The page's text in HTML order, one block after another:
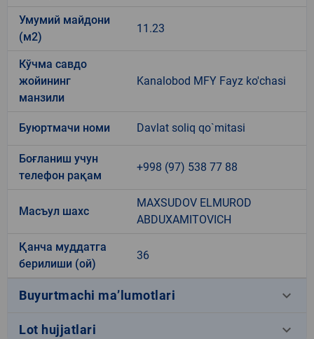
Умумий майдони
(м2)
11.23
Кўчма савдо
жойининг
манзили
Kanalobod MFY Fayz ko'chasi
Буюртмачи номи Davlat soliq qo`mitasi
Боғланиш учун
телефон рақам
+998 (97) 538 77 88
Масъул шахс
MAXSUDOV ELMUROD
ABDUXAMITOVICH
Қанча муддатга
берилиши (ой)
36
Buyurtmachi ma’lumotlari keyboard_arrow_down
Lot hujjatlari keyboard_arrow_down